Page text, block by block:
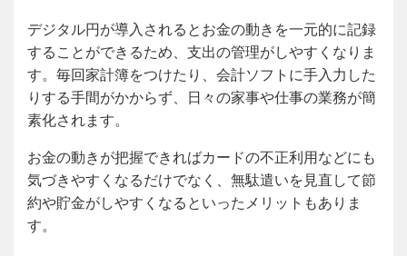
デジタル円が導入されるとお金の動きを一元的に記録
することができるため、支出の管理がしやすくなりま
す。毎回家計簿をつけたり、会計ソフトに手入力した
りする手間がかからず、日々の家事や仕事の業務が簡
素化されます。
お金の動きが把握できればカードの不正利用などにも
気づきやすくなるだけでなく、無駄遣いを見直して節
約や貯金がしやすくなるといったメリットもありま
す。